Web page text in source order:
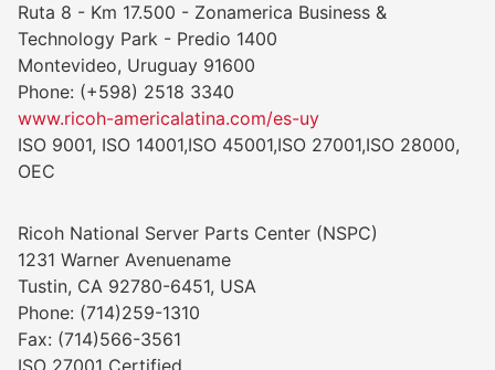
Ruta 8 - Km 17.500 - Zonamerica Business &
Technology Park - Predio 1400
Montevideo, Uruguay 91600
Phone: (+598) 2518 3340
www.ricoh-americalatina.com/es-uy
ISO 9001, ISO 14001,ISO 45001,ISO 27001,ISO 28000,
OEC
Ricoh National Server Parts Center (NSPC)
1231 Warner Avenuename
Tustin, CA 92780-6451, USA
Phone: (714)259-1310
Fax: (714)566-3561
ISO 27001 Certified